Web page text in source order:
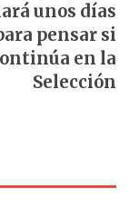
unos días
pensar si
en la
Selección